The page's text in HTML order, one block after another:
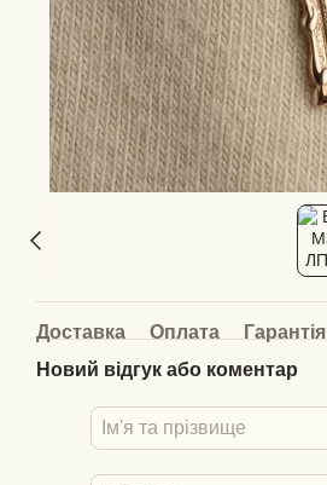
Доставка Оплата
Гарантія
Новий відгук або коментар